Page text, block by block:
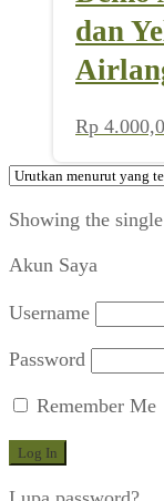
dan
Rp
Showing the
Akun Saya
Username
Password
Remember Me